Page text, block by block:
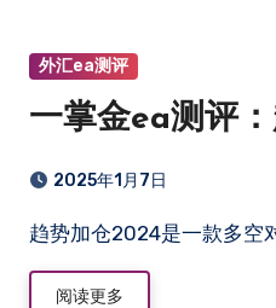
外汇ea测评
一掌金ea测评
2025年1月7日
趋势加仓2024是一款多
阅读更多